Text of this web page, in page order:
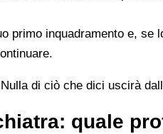
primo inquadramento e,
di ciò che dici uscirà
quale